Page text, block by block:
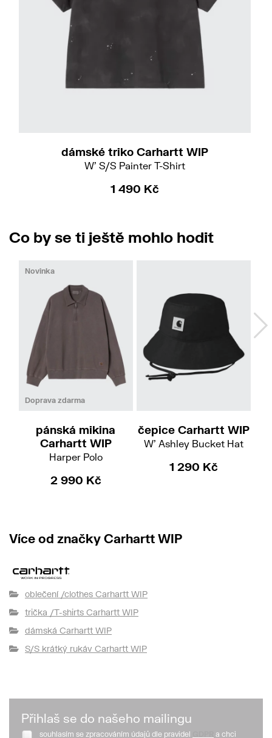
dámské triko Carhartt WIP
W' S/S Painter T-Shirt
1 490 Kč
Co by se ti ještě mohlo hodit
Doprava zdarma
Novinka
MXL
pánská mikina
Carhartt WIP
Harper Polo
2 990 Kč
čepice Carhartt WIP
W' Ashley Bucket Hat
1 290 Kč
Více od značky Carhartt WIP
oblečení /clothes Carhartt WIP
trička /T-shirts Carhartt WIP
dámská Carhartt WIP
S/S krátký rukáv Carhartt WIP
Přihlaš se do našeho mailingu
souhlasím se zpracováním údajů dle pravidel
a chci